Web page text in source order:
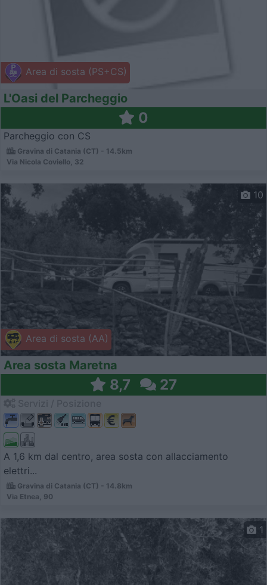
Area di sosta (PS+CS)
L'Oasi del Parcheggio
0
Parcheggio con CS
Gravina di Catania (CT) - 14.5km
Via Nicola Coviello, 32
Area di sosta (AA)
10
Area sosta Maretna
8,7 27
A 1,6 km dal centro, area sosta con allacciamento
elettri...
Gravina di Catania (CT) - 14.8km
Via Etnea, 90
1